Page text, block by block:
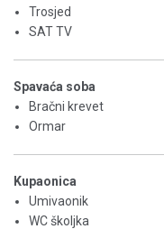
Trosjed
SAT TV
Spavaća soba
Bračni krevet
Ormar
Kupaonica
Umivaonik
WC školjka